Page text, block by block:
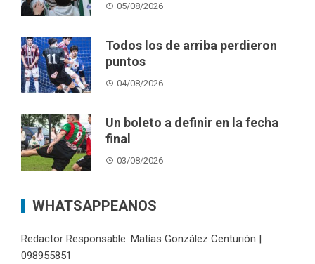
05/08/2026
Todos los de arriba perdieron
puntos
04/08/2026
Un boleto a definir en la fecha
final
03/08/2026
WHATSAPPEANOS
Redactor Responsable: Matías González Centurión |
098955851